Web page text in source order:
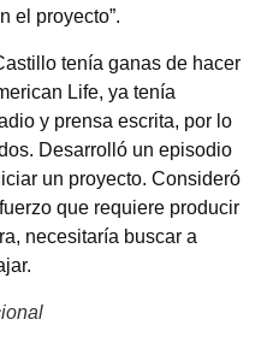
el proyecto”.
tenía ganas de hacer
Life, ya tenía
y prensa escrita, por lo
Desarrolló un episodio
un proyecto. Consideró
que requiere producir
necesitaría buscar a